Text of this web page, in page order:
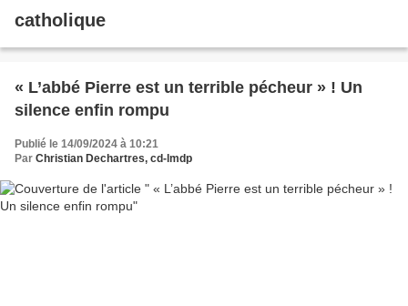
catholique
« L’abbé Pierre est un terrible pécheur » ! Un
silence enfin rompu
Publié le 14/09/2024 à 10:21
Par Christian Dechartres, cd-lmdp